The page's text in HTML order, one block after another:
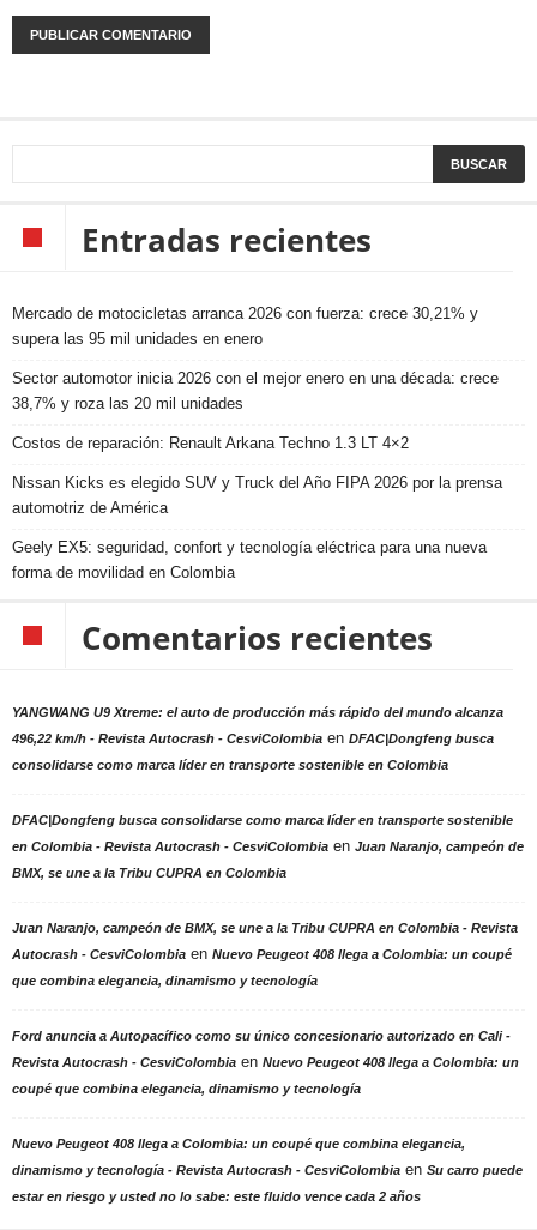
Entradas recientes
Mercado de motocicletas arranca 2026 con fuerza: crece 30,21% y
supera las 95 mil unidades en enero
Sector automotor inicia 2026 con el mejor enero en una década: crece
38,7% y roza las 20 mil unidades
Costos de reparación: Renault Arkana Techno 1.3 LT 4×2
Nissan Kicks es elegido SUV y Truck del Año FIPA 2026 por la prensa
automotriz de América
Geely EX5: seguridad, confort y tecnología eléctrica para una nueva
forma de movilidad en Colombia
Comentarios recientes
YANGWANG U9 Xtreme: el auto de producción más rápido del mundo alcanza
496,22 km/h - Revista Autocrash - CesviColombia en DFAC|Dongfeng busca
consolidarse como marca líder en transporte sostenible en Colombia
DFAC|Dongfeng busca consolidarse como marca líder en transporte sostenible
en Colombia - Revista Autocrash - CesviColombia en Juan Naranjo, campeón de
BMX, se une a la Tribu CUPRA en Colombia
Juan Naranjo, campeón de BMX, se une a la Tribu CUPRA en Colombia - Revista
Autocrash - CesviColombia en Nuevo Peugeot 408 llega a Colombia: un coupé
que combina elegancia, dinamismo y tecnología
Ford anuncia a Autopacífico como su único concesionario autorizado en Cali -
Revista Autocrash - CesviColombia en Nuevo Peugeot 408 llega a Colombia: un
coupé que combina elegancia, dinamismo y tecnología
Nuevo Peugeot 408 llega a Colombia: un coupé que combina elegancia,
dinamismo y tecnología - Revista Autocrash - CesviColombia en Su carro puede
estar en riesgo y usted no lo sabe: este fluido vence cada 2 años